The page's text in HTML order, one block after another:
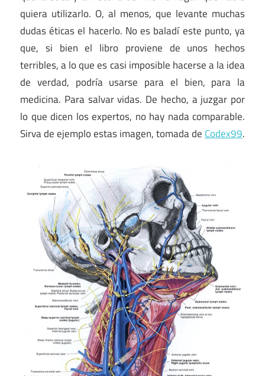
quiera utilizarlo. O, al menos, que levante muchas
dudas éticas el hacerlo. No es baladí este punto, ya
que, si bien el libro proviene de unos hechos
terribles, a lo que es casi imposible hacerse a la idea
de verdad, podría usarse para el bien, para la
medicina. Para salvar vidas. De hecho, a juzgar por
lo que dicen los expertos, no hay nada comparable.
Sirva de ejemplo estas imagen, tomada deCodex99.